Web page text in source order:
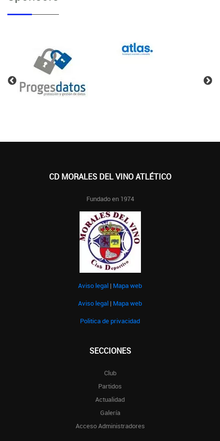
CD MORALES DEL VINO ATLÉTICO
Fundado en 1974
Aviso legal | Mapa web
Aviso legal | Mapa web
Politica de privacidad
SECCIONES
Club
Partidos
Actualidad
Galería
Acceso Administradores